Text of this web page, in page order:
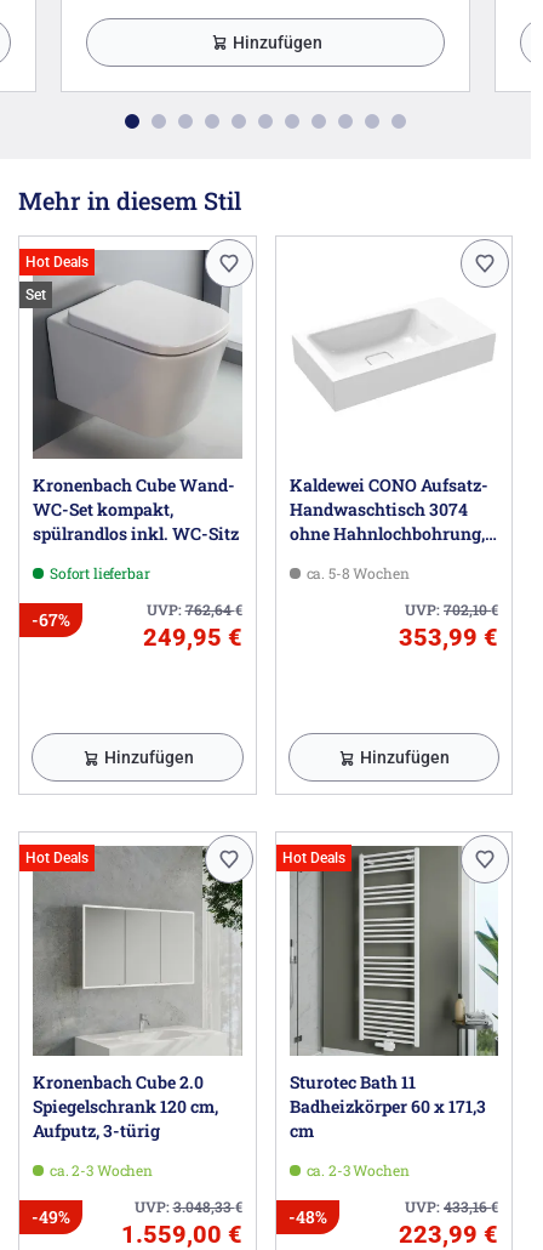
Hinzufügen
Mehr in diesem Stil
Hot Deals
Set
Kronenbach Cube Wand-
WC-Set kompakt,
spülrandlos inkl. WC-Sitz
Sofort lieferbar
UVP:762,64€
-67%
249,95 €
Hinzufügen
Kaldewei CONO Aufsatz-
Handwaschtisch 3074
ohne Hahnlochbohrung,
ca. 5-8 Wochen
UVP:702,10€
353,99 €
Hinzufügen
Hot Deals
Kronenbach Cube 2.0
Spiegelschrank 120 cm,
Aufputz, 3-türig
ca. 2-3 Wochen
UVP:3.048,33€
-49%
1.559,00 €
Hot Deals
Sturotec Bath 11
Badheizkörper 60 x 171,3
cm
ca. 2-3 Wochen
UVP:433,16€
-48%
223,99 €